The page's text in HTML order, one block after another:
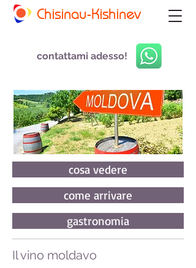
Chisinau-Kishinev
contattami adesso!
cosa vedere
come arrivare
gastronomia
Il vino moldavo